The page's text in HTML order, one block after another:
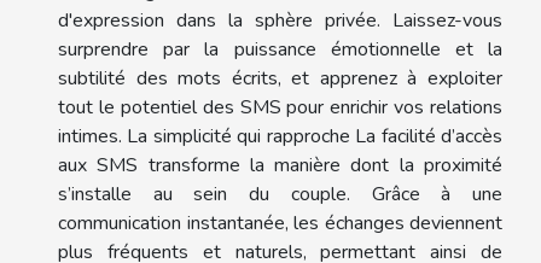
d'expression dans la sphère privée. Laissez-vous
surprendre par la puissance émotionnelle et la
subtilité des mots écrits, et apprenez à exploiter
tout le potentiel des SMS pour enrichir vos relations
intimes. La simplicité qui rapproche La facilité d’accès
aux SMS transforme la manière dont la proximité
s’installe au sein du couple. Grâce à une
communication instantanée, les échanges deviennent
plus fréquents et naturels, permettant ainsi de